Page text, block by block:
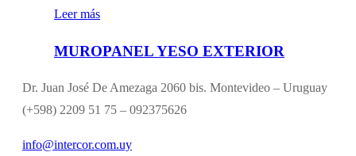
Leer más
MUROPANEL YESO EXTERIOR
Dr. Juan José De Amezaga 2060 bis. Montevideo – Uruguay
(+598) 2209 51 75 – 092375626
info@intercor.com.uy